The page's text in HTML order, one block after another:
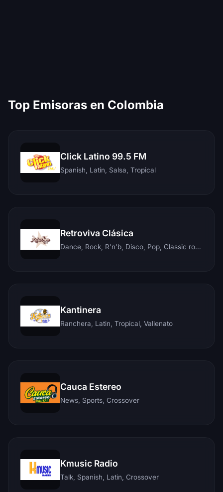
Top Emisoras en Colombia
Click Latino 99.5 FM
Spanish, Latin, Salsa, Tropical
Retroviva Clásica
Dance, Rock, R'n'b, Disco, Pop, Classic rock, Techno, Reggae
Kantinera
Ranchera, Latin, Tropical, Vallenato
Cauca Estereo
News, Sports, Crossover
Kmusic Radio
Talk, Spanish, Latin, Crossover